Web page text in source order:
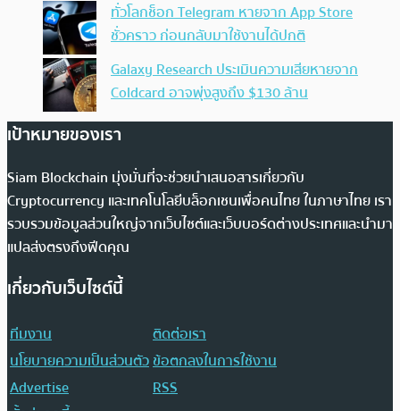
ทั่วโลกช็อก Telegram หายจาก App Store
ชั่วคราว ก่อนกลับมาใช้งานได้ปกติ
Galaxy Research ประเมินความเสียหายจาก
Coldcard อาจพุ่งสูงถึง $130 ล้าน
เป้าหมายของเรา
Siam Blockchain มุ่งมั่นที่จะช่วยนำเสนอสารเกี่ยวกับ
Cryptocurrency และเทคโนโลยีบล็อกเชนเพื่อคนไทย ในภาษาไทย เรา
รวบรวมข้อมูลส่วนใหญ่จากเว็บไซต์และเว็บบอร์ดต่างประเทศและนำมา
แปลส่งตรงถึงฟีดคุณ
เกี่ยวกับเว็บไซต์นี้
ทีมงาน
ติดต่อเรา
นโยบายความเป็นส่วนตัวข้อตกลงในการใช้งาน
Advertise
RSS